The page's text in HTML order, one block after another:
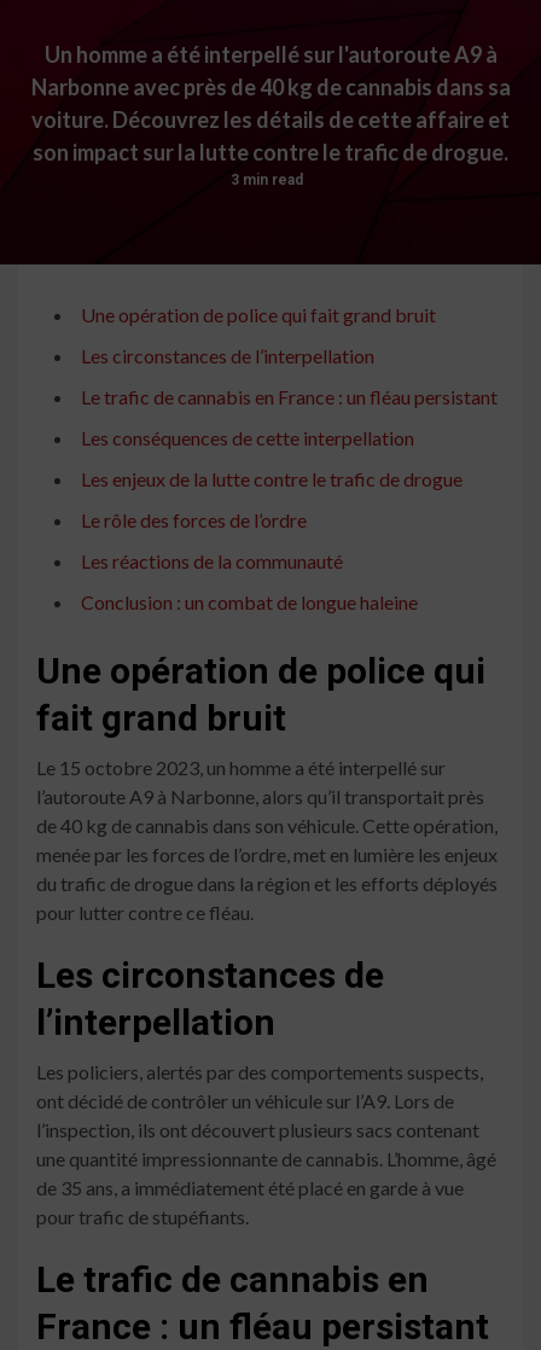
Un homme a été interpellé sur l'autoroute A9 à
Narbonne avec près de 40 kg de cannabis dans sa
voiture. Découvrez les détails de cette affaire et
son impact sur la lutte contre le trafic de drogue.
3 min read
Une opération de police qui fait grand bruit
Les circonstances de l’interpellation
Le trafic de cannabis en France : un fléau persistant
Les conséquences de cette interpellation
Les enjeux de la lutte contre le trafic de drogue
Le rôle des forces de l’ordre
Les réactions de la communauté
Conclusion : un combat de longue haleine
Une opération de police qui
fait grand bruit
Le 15 octobre 2023, un homme a été interpellé sur
l’autoroute A9 à Narbonne, alors qu’il transportait près
de 40 kg de cannabis dans son véhicule. Cette opération,
menée par les forces de l’ordre, met en lumière les enjeux
du trafic de drogue dans la région et les efforts déployés
pour lutter contre ce fléau.
Les circonstances de
l’interpellation
Les policiers, alertés par des comportements suspects,
ont décidé de contrôler un véhicule sur l’A9. Lors de
l’inspection, ils ont découvert plusieurs sacs contenant
une quantité impressionnante de cannabis. L’homme, âgé
de 35 ans, a immédiatement été placé en garde à vue
pour trafic de stupéfiants.
Le trafic de cannabis en
France : un fléau persistant